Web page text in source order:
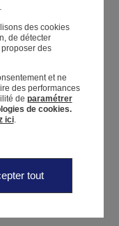
des cookies
de détecter
des
et ne
des performances
de paramétrer
de cookies.
ici.
tout